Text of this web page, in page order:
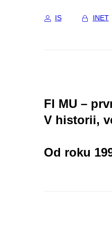
IS INET
FI MU –
V historii,
Od roku